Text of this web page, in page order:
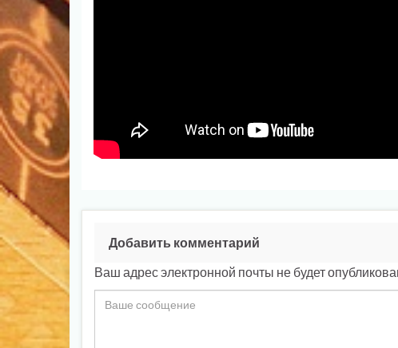
Добавить комментарий
Ваш адрес электронной почты не будет